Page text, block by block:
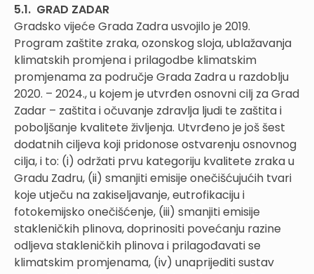
5.1. GRAD ZADAR
Gradsko vijeće Grada Zadra usvojilo je 2019.
Program zaštite zraka, ozonskog sloja, ublažavanja
klimatskih promjena i prilagodbe klimatskim
promjenama za područje Grada Zadra u razdoblju
2020. – 2024., u kojem je utvrđen osnovni cilj za Grad
Zadar – zaštita i očuvanje zdravlja ljudi te zaštita i
poboljšanje kvalitete življenja. Utvrđeno je još šest
dodatnih ciljeva koji pridonose ostvarenju osnovnog
cilja, i to: (i) održati prvu kategoriju kvalitete zraka u
Gradu Zadru, (ii) smanjiti emisije onečišćujućih tvari
koje utječu na zakiseljavanje, eutrofikaciju i
fotokemijsko onečišćenje, (iii) smanjiti emisije
stakleničkih plinova, doprinositi povećanju razine
odljeva stakleničkih plinova i prilagođavati se
klimatskim promjenama, (iv) unaprijediti sustav